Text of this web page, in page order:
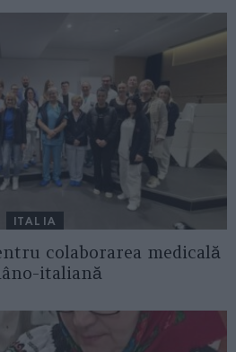
ITALIA
colaborarea medicală
italiană